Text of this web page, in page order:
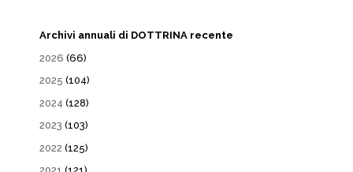
Archivi annuali di DOTTRINA recente
2026 (66)
2025 (104)
2024 (128)
2023 (103)
2022 (125)